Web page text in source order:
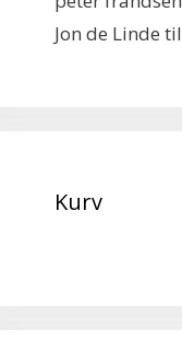
Jon de Linde til
Kurv